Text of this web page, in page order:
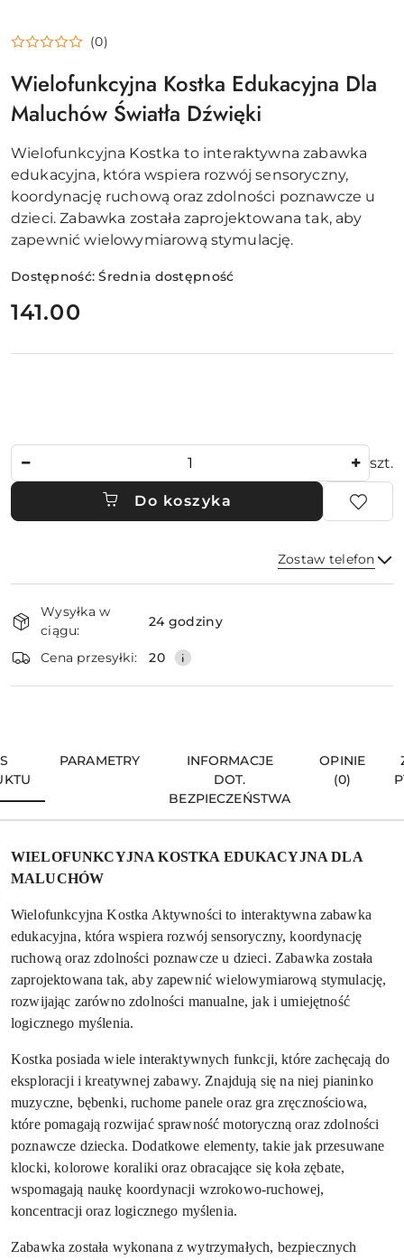
(0)
Wielofunkcyjna Kostka Edukacyjna Dla
Maluchów Światła Dźwięki
Wielofunkcyjna Kostka to interaktywna zabawka
edukacyjna, która wspiera rozwój sensoryczny,
koordynację ruchową oraz zdolności poznawcze u
dzieci. Zabawka została zaprojektowana tak, aby
zapewnić wielowymiarową stymulację.
Dostępność:Średnia dostępność
cena:
141.00
szt.
Do koszyka
Zostaw telefon
i
dostawa
Wysyłka w
ciągu:
24 godziny
Cena przesyłki: 20
PARAMETRY
INFORMACJE
DOT.
BEZPIECZEŃSTWA
OPINIE
(0)
WIELOFUNKCYJNA KOSTKA EDUKACYJNA DLA
MALUCHÓW
Wielofunkcyjna Kostka Aktywności to interaktywna zabawka
edukacyjna, która wspiera rozwój sensoryczny, koordynację
ruchową oraz zdolności poznawcze u dzieci. Zabawka została
zaprojektowana tak, aby zapewnić wielowymiarową stymulację,
rozwijając zarówno zdolności manualne, jak i umiejętność
logicznego myślenia.
Kostka posiada wiele interaktywnych funkcji, które zachęcają do
eksploracji i kreatywnej zabawy. Znajdują się na niej pianinko
muzyczne, bębenki, ruchome panele oraz gra zręcznościowa,
które pomagają rozwijać sprawność motoryczną oraz zdolności
poznawcze dziecka. Dodatkowe elementy, takie jak przesuwane
klocki, kolorowe koraliki oraz obracające się koła zębate,
wspomagają naukę koordynacji wzrokowo-ruchowej,
koncentracji oraz logicznego myślenia.
Zabawka została wykonana z wytrzymałych, bezpiecznych